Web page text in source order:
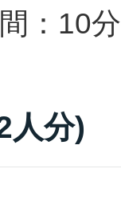
：10分
人分)